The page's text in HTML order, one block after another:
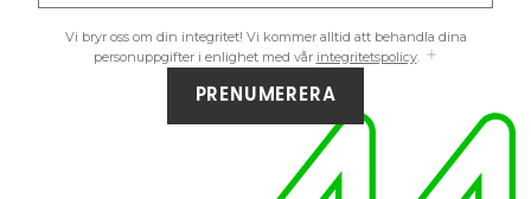
Vi bryr oss om din integritet! Vi kommer alltid att behandla dina
personuppgifter i enlighet med vår integritetspolicy.
PRENUMERERA